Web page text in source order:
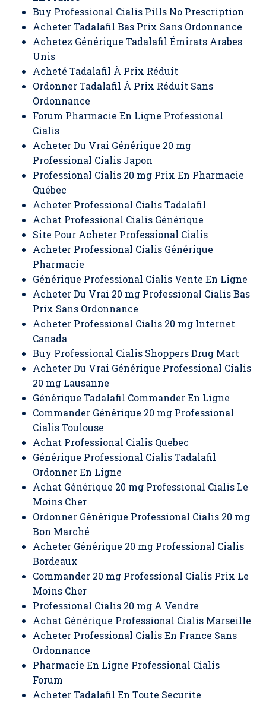
Buy Professional Cialis Pills No Prescription
Acheter Tadalafil Bas Prix Sans Ordonnance
Achetez Générique Tadalafil Émirats Arabes
Unis
Acheté Tadalafil À Prix Réduit
Ordonner Tadalafil À Prix Réduit Sans
Ordonnance
Forum Pharmacie En Ligne Professional
Cialis
Acheter Du Vrai Générique 20 mg
Professional Cialis Japon
Professional Cialis 20 mg Prix En Pharmacie
Québec
Acheter Professional Cialis Tadalafil
Achat Professional Cialis Générique
Site Pour Acheter Professional Cialis
Acheter Professional Cialis Générique
Pharmacie
Générique Professional Cialis Vente En Ligne
Acheter Du Vrai 20 mg Professional Cialis Bas
Prix Sans Ordonnance
Acheter Professional Cialis 20 mg Internet
Canada
Buy Professional Cialis Shoppers Drug Mart
Acheter Du Vrai Générique Professional Cialis
20 mg Lausanne
Générique Tadalafil Commander En Ligne
Commander Générique 20 mg Professional
Cialis Toulouse
Achat Professional Cialis Quebec
Générique Professional Cialis Tadalafil
Ordonner En Ligne
Achat Générique 20 mg Professional Cialis Le
Moins Cher
Ordonner Générique Professional Cialis 20 mg
Bon Marché
Acheter Générique 20 mg Professional Cialis
Bordeaux
Commander 20 mg Professional Cialis Prix Le
Moins Cher
Professional Cialis 20 mg A Vendre
Achat Générique Professional Cialis Marseille
Acheter Professional Cialis En France Sans
Ordonnance
Pharmacie En Ligne Professional Cialis
Forum
Acheter Tadalafil En Toute Securite